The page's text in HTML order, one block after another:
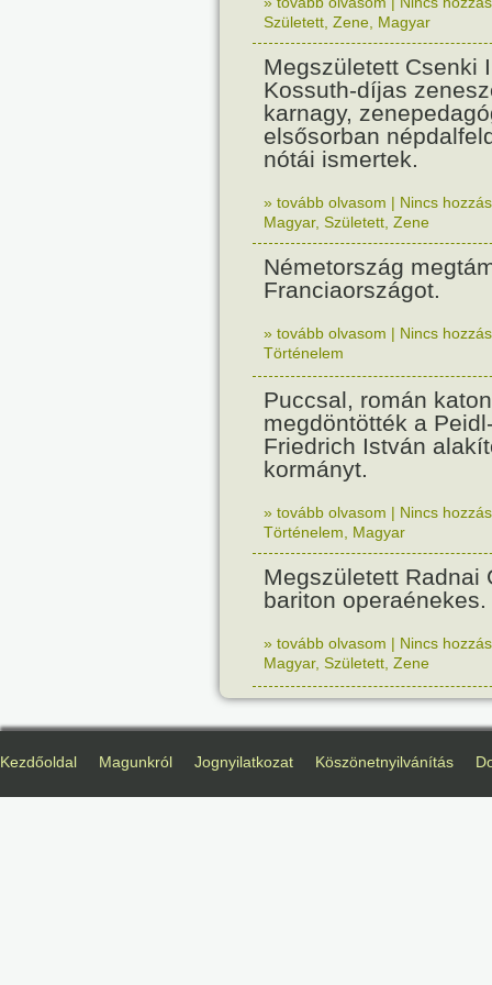
Született Zene Magyar
Megszületett Csenki
Kossuth-díjas
karnagy,
elsősorban
nótái ismertek.
» tovább olvasom | Nincs
Magyar, Született Zene
Németország
Franciaországot.
» tovább olvasom | Nincs
Történelem
Puccsal, román
megdöntötték a
Friedrich István
kormányt.
» tovább olvasom | Nincs
Történelem
Magyar
Megszületett Radnai
bariton operaénekes.
» tovább olvasom | Nincs
Magyar, Született Zene
Kezdőoldal Magunkról Jognyilatkozat Köszönetnyilvánítás